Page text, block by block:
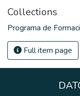
Collections
Programa de
Full item page